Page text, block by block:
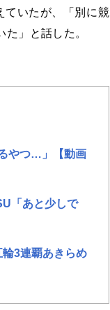
ていたが、「別に競
」と話した。
やつ…」【動画
「あと少しで
3連覇あきらめ